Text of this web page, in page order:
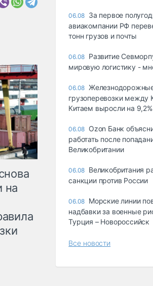
на
06.08 За первое
авиакомпании РФ
тонн грузов и почты
06.08 Развитие
мировую логистику -
06.08
грузоперевозки между
Китаем выросли на 9,2%
06.08 Ozon Банк
работать после
Великобритании
06.08 Великобритания
санкции против России
06.08 Морские линии
надбавки за военные
Турция – Новороссийск
Все новости